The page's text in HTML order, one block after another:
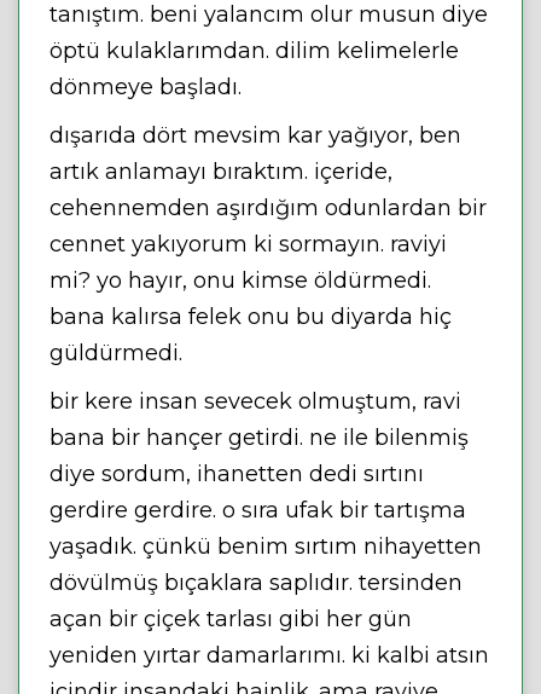
tanıştım. beni yalancım olur musun diye
öptü kulaklarımdan. dilim kelimelerle
dönmeye başladı.
dışarıda dört mevsim kar yağıyor, ben
artık anlamayı bıraktım. içeride,
cehennemden aşırdığım odunlardan bir
cennet yakıyorum ki sormayın. raviyi
mi? yo hayır, onu kimse öldürmedi.
bana kalırsa felek onu bu diyarda hiç
güldürmedi.
bir kere insan sevecek olmuştum, ravi
bana bir hançer getirdi. ne ile bilenmiş
diye sordum, ihanetten dedi sırtını
gerdire gerdire. o sıra ufak bir tartışma
yaşadık. çünkü benim sırtım nihayetten
dövülmüş bıçaklara saplıdır. tersinden
açan bir çiçek tarlası gibi her gün
yeniden yırtar damarlarımı. ki kalbi atsın